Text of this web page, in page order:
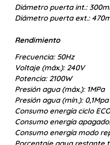
Diámetro puerta int.:
Diámetro puerta ext.:
Rendimiento
Frecuencia: 50Hz
Voltaje (máx.): 240V
Potencia: 2100W
Presión agua (máx.): 1MPa
Presión agua (mín.): 0,1Mpa
Consumo energía ciclo
Consumo energía
Consumo energía modo
Porcentaje agua restante